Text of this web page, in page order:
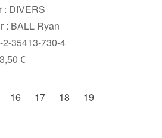
: DIVERS
: BALL Ryan
2-35413-730-4
€
16 17 18 19